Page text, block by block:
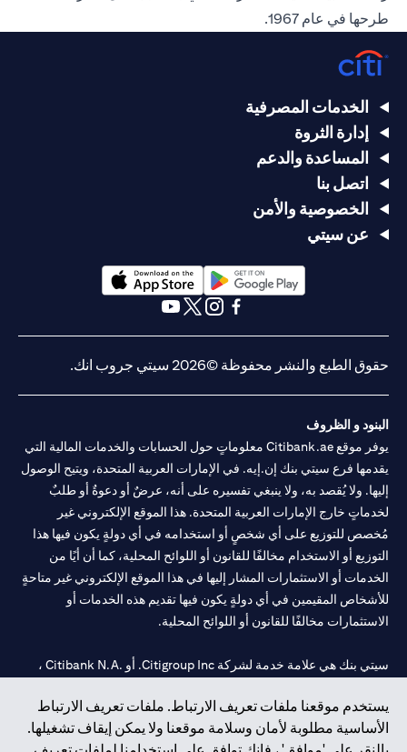
طرحها في عام 1967.
يستخدم موقعنا ملفات تعريف الارتباط. ملفات تعريف الارتباط
الأساسية مطلوبة لأمان وسلامة موقعنا ولا يمكن إيقاف تشغيلها.
الخدمات المصرفية
إدارة الثروة
المساعدة والدعم
اتصل بنا
الخصوصية والأمن
عن سيتي
(opens in a new tab)
حقوق الطبع والنشر محفوظة ©2026 سيتي جروب انك.
البنود و الظروف
يوفر موقع Citibank.ae معلوماتٍ حول الحسابات والخدمات المالية التي
يقدمها فرع سيتي بنك إن.إيه. في الإمارات العربية المتحدة، ويتيح الوصول
إليها. ولا يُقصد به، ولا ينبغي تفسيره على أنه، عرضٌ أو دعوةٌ أو طلبٌ
لخدماتٍ خارج الإمارات العربية المتحدة. هذا الموقع الإلكتروني غير
مُخصص للتوزيع على أي شخصٍ أو استخدامه في أي دولةٍ يكون فيها هذا
التوزيع أو الاستخدام مخالفًا للقانون أو اللوائح المحلية، كما أن أيًا من
الخدمات أو الاستثمارات المشار إليها في هذا الموقع الإلكتروني غير متاحةٍ
للأشخاص المقيمين في أي دولةٍ يكون فيها تقديم هذه الخدمات أو
الاستثمارات مخالفًا للقانون أو اللوائح المحلية.
سيتي بنك هي علامة خدمة لشركة Citigroup Inc. أو .Citibank N.A ،
سيتي بنك إن. إيه. الإمارات مسجل لدى مصرف الإمارات المركزي تحت